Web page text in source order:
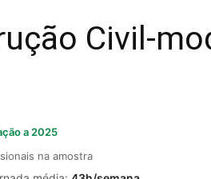
Civil-
a 2025
na amostra